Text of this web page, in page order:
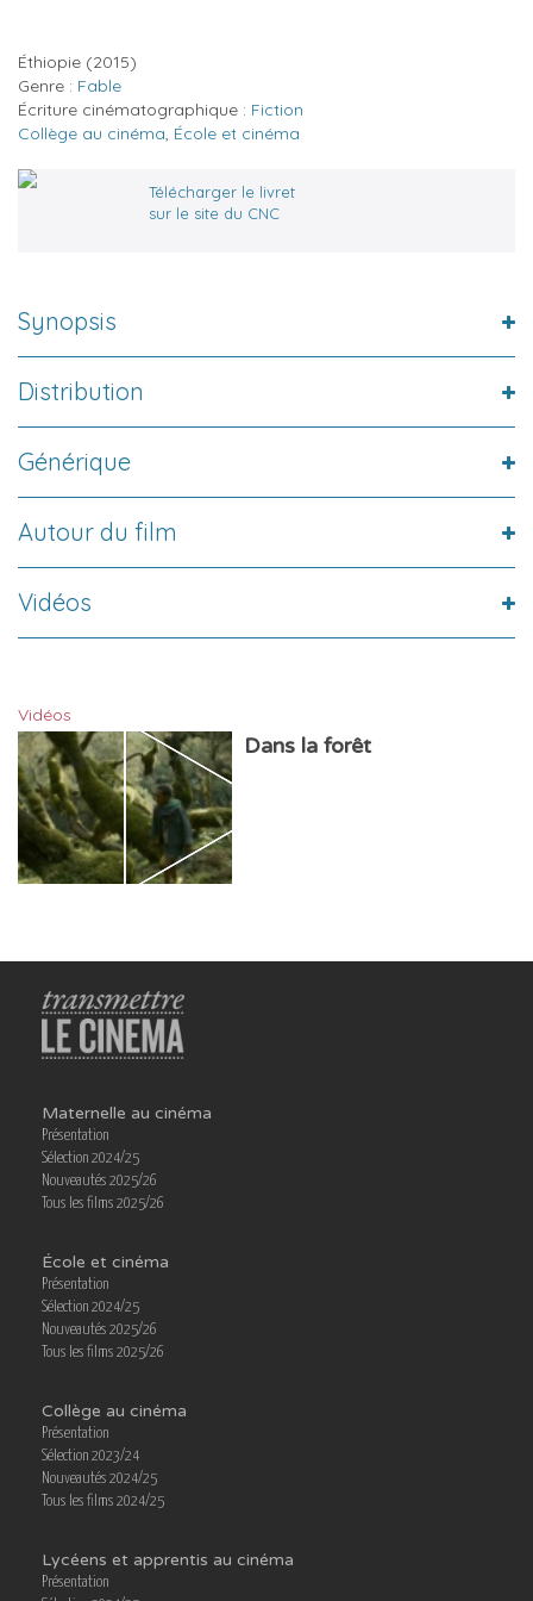
Éthiopie (2015)
Genre : Fable
Écriture cinématographique : Fiction
Collège au cinéma, École et cinéma
Télécharger le livret
sur le site du CNC
Synopsis
Distribution
Générique
Autour du film
Vidéos
Vidéos
Dans la forêt
Maternelle au cinéma
Présentation
Sélection 2024/25
Nouveautés 2025/26
Tous les films 2025/26
École et cinéma
Présentation
Sélection 2024/25
Nouveautés 2025/26
Tous les films 2025/26
Collège au cinéma
Présentation
Sélection 2023/24
Nouveautés 2024/25
Tous les films 2024/25
Lycéens et apprentis au cinéma
Présentation